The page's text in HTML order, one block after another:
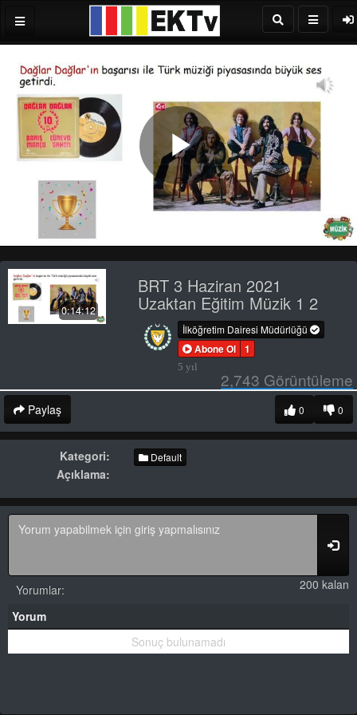
Play
Video
0:14:12
BRT 3 Haziran 2021
Uzaktan Eğitim Müzik 1 2
İlköğretim Dairesi Müdürlüğü
Abone Ol 1
5 yıl
2,743 Görüntüleme
Paylaş 0
0
Kategori: Default
Açıklama:
200 kalan
Yorumlar:
Yorum
Sonuç bulunamadı